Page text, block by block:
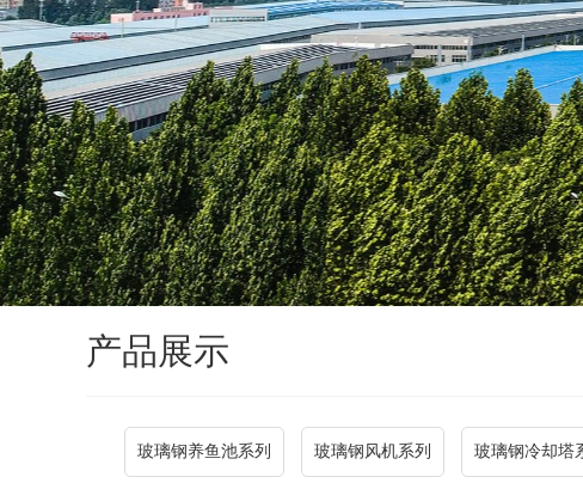
产品展示
玻璃钢养鱼池系列 玻璃钢风机系列 玻璃钢冷却塔